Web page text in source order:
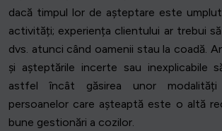
dacă timpul lor de așteptare este
activități; experiența clientului ar trebui
dvs. atunci când oamenii stau la coadă.
și așteptările incerte sau inexplicabile
astfel încât găsirea unor
persoanelor care așteaptă este o altă
bune gestionări a cozilor.